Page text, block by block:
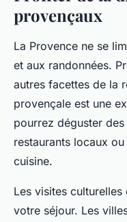
provençaux
La Provence ne se
et aux randonnées.
autres facettes de la
provençale est une
pourrez déguster
restaurants locaux
cuisine.
Les visites
votre séjour. Les